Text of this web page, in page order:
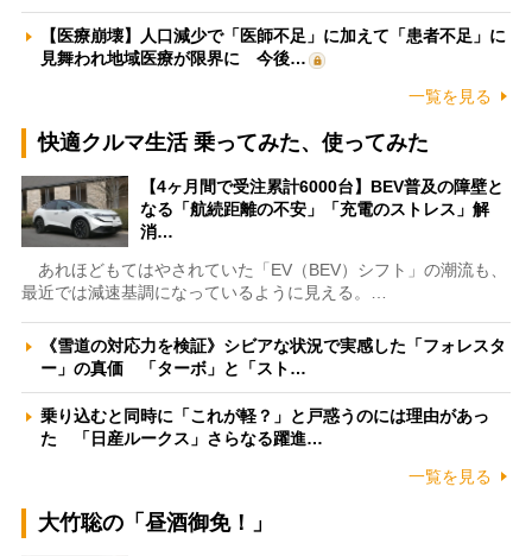
【医療崩壊】人口減少で「医師不足」に加えて「患者不足」に
見舞われ地域医療が限界に 今後…
一覧を見る
快適クルマ生活 乗ってみた、使ってみた
【4ヶ月間で受注累計6000台】BEV普及の障壁と
なる「航続距離の不安」「充電のストレス」解
消…
あれほどもてはやされていた「EV（BEV）シフト」の潮流も、
最近では減速基調になっているように見える。…
《雪道の対応力を検証》シビアな状況で実感した「フォレスタ
ー」の真価 「ターボ」と「スト…
乗り込むと同時に「これが軽？」と戸惑うのには理由があっ
た 「日産ルークス」さらなる躍進…
一覧を見る
大竹聡の「昼酒御免！」